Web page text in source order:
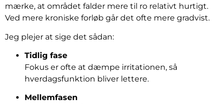
mærke, at området falder mere til ro relativt hurtigt.
Ved mere kroniske forløb går det ofte mere gradvist.
Jeg plejer at sige det sådan:
Tidlig fase
Fokus er ofte at dæmpe irritationen, så
hverdagsfunktion bliver lettere.
Mellemfasen